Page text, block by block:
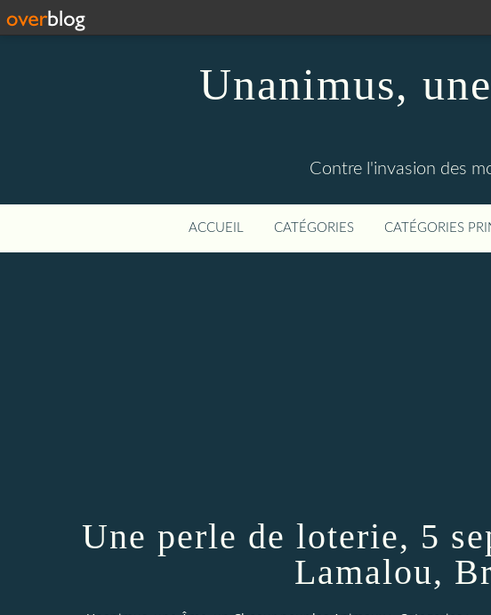
Unanimus,
Contre l'invasion des
ACCUEIL CATÉGORIES CATÉGORIES
Une perle de loterie, 5
Lamalou,